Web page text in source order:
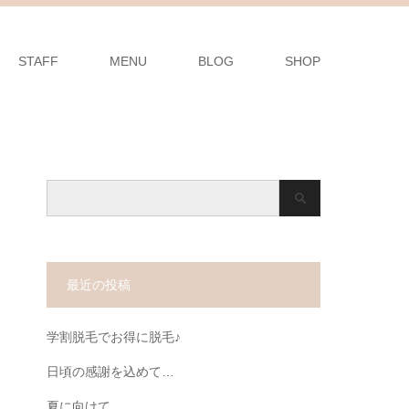
STAFF MENU BLOG SHOP
最近の投稿
学割脱毛でお得に脱毛♪
日頃の感謝を込めて…